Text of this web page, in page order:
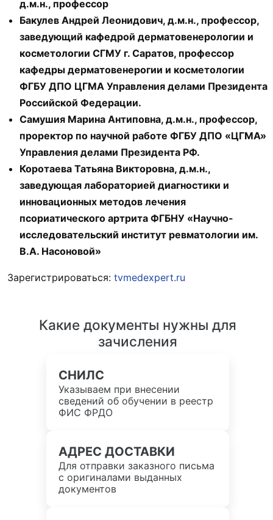
д.м.н., профессор
Бакулев Андрей Леонидович, д.м.н., профессор,
заведующий кафедрой дерматовенерологии и
косметологии СГМУ г. Саратов, профессор
кафедры дерматовенерогии и косметологии
ФГБУ ДПО ЦГМА Управления делами Президента
Российской Федерации.
Самушия Марина Антиповна, д.м.н., профессор,
проректор по научной работе ФГБУ ДПО «ЦГМА»
Управления делами Президента РФ.
Коротаева Татьяна Викторовна, д.м.н.,
заведующая лабораторией диагностики и
инновационных методов лечения
псориатического артрита ФГБНУ «Научно-
исследовательский институт ревматологии им.
В.А. Насоновой»
Зарегистрироваться: tvmedexpert.ru
Какие документы нужны для
зачисления
СНИЛС
Указываем при внесении
сведений об обучении в реестр
ФИС ФРДО
АДРЕС ДОСТАВКИ
Для отправки заказного письма
с оригиналами выданных
документов